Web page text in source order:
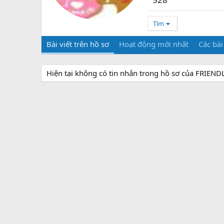
Tìm
Bài viết trên hồ sơ Hoạt động mới nhất Các
Hiện tại không có tin nhắn trong hồ sơ của